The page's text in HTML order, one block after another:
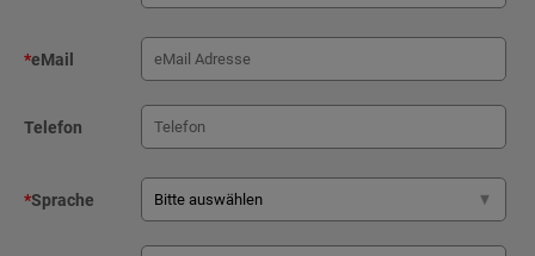
*eMail
Telefon
*Sprache